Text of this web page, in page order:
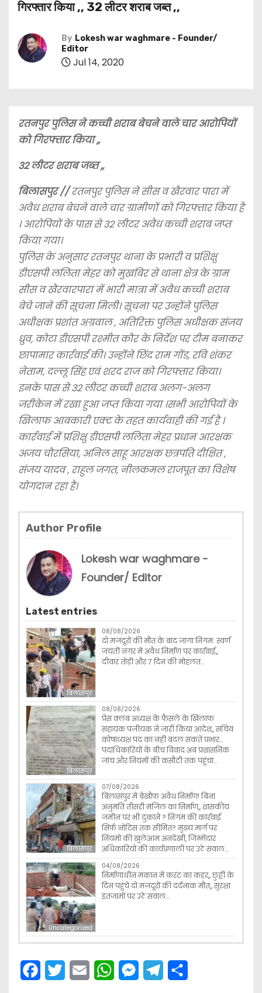
गिरफ्तार किया ,, 32 लीटर शराब जब्त ,,
By Lokesh war waghmare - Founder/
Editor
Jul 14, 2020
रतनपुर पुलिस ने कच्ची शराब बेचने वाले चार आरोपियों
को गिरफ्तार किया ,,
32 लीटर शराब जब्त ,,
बिलासपुर //रतनपुर पुलिस ने सीस व खैरवार पारा में
अवैध शराब बेचने वाले चार ग्रामीणों को गिरफ्तार किया है
। आरोपियों के पास से 32 लीटर अवैध कच्ची शराब जप्त
किया गया।
पुलिस के अनुसार रतनपुर थाना के प्रभारी व प्रशिक्षु
डीएसपी ललिता मेहर को मुखबिर से थाना क्षेत्र के ग्राम
सीस व खैरवारपारा में भारी मात्रा में अवैध कच्ची शराब
बेचे जाने की सूचना मिली। सूचना पर उन्होंने पुलिस
अधीक्षक प्रशांत अग्रवाल , अतिरिक्त पुलिस अधीक्षक संजय
ध्रुव, कोटा डीएसपी रश्मीत कौर के निर्देश पर टीम बनाकर
छापामार कार्रवाई की। उन्होंने छिंद राम गोंड, रवि शंकर
नेताम, दल्लू सिंह एवं शरद राज को गिरफ्तार किया।
इनके पास से 32 लीटर कच्ची शराब अलग-अलग
जरीकेन में रखा हुआ जप्त किया गया ।सभी आरोपियों के
खिलाफ आबकारी एक्ट के तहत कार्यवाही की गई है ।
कार्रवाई में प्रशिक्षु डीएसपी ललिता मेहर प्रधान आरक्षक
अजय चौरसिया, अनिल साहू आरक्षक छत्रपति दीक्षित ,
संजय यादव , राहुल जगत, नीलकमल राजपूत का विशेष
योगदान रहा है।
Author Profile
Lokesh war waghmare -
Founder/ Editor
Latest entries
बिलासपुर
08/08/2026
दो मजदूरों की मौत के बाद जागा निगम: स्वर्ण
जयंती नगर में अवैध निर्माण पर कार्रवाई,,
दीवार तोड़ी और 7 दिन की मोहलत…
बिलासपुर
08/08/2026
प्रेस क्लब अध्यक्ष के फैसले के खिलाफ
सहायक पंजीयक ने जारी किया आदेश,, सचिव
कोषाध्यक्ष पद का नहीं बदल सकते प्रभार…
पदाधिकारियों के बीच विवाद अब प्रशासनिक
जांच और नियमों की कसौटी तक पहुंचा…
बिलासपुर
07/08/2026
बिलासपुर में बेखौफ अवैध निर्माण! बिना
अनुमति तीसरी मंजिल का निर्माण,, शासकीय
जमीन पर भी दुकानें ? निगम की कार्रवाई
सिर्फ नोटिस तक सीमित? मुख्य मार्ग पर
नियमों की खुलेआम अनदेखी, जिम्मेदार
अधिकारियों की कार्यप्रणाली पर उठे सवाल…
Uncategorized
04/08/2026
निर्माणाधीन मकान में करंट का कहर,, छुट्टी के
दिन पहुंचे दो मजदूरों की दर्दनाक मौत,, सुरक्षा
इंतजामों पर उठे सवाल…
W
M